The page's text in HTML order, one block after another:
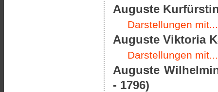
Auguste
Darstellungen mit...
Auguste Viktoria
Darstellungen mit...
Auguste
- 1796)